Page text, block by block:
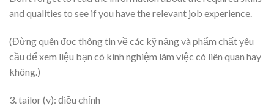
and qualities to see if you have the relevant job experience.
(Đừng quên đọc thông tin về các kỹ năng và phẩm chất yêu
cầu để xem liệu bạn có kinh nghiệm làm việc có liên quan hay
không.)
3. tailor (v): điều chỉnh